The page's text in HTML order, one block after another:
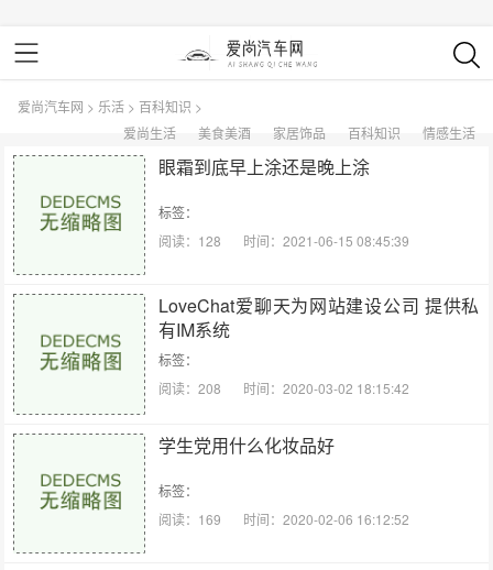
爱尚汽车网 > 乐活 > 百科知识 >
爱尚生活
美食美酒 家居饰品 百科知识 情感生活
眼霜到底早上涂还是晚上涂
标签：
阅读：128
时间：2021-06-15 08:45:39
LoveChat爱聊天为网站建设公司 提供私
有IM系统
标签：
阅读：208
时间：2020-03-02 18:15:42
学生党用什么化妆品好
标签：
阅读：169
时间：2020-02-06 16:12:52